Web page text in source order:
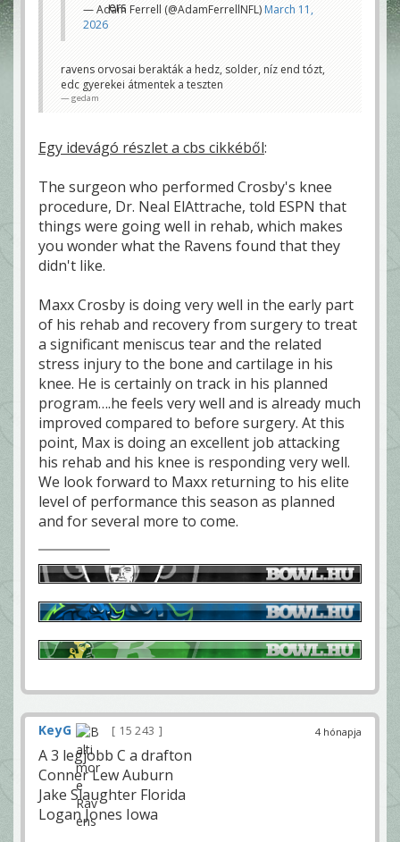
— Adam Ferrell (@AdamFerrellNFL)March 11,
2026
ravens orvosai berakták a hedz, solder, níz end tózt,
edc gyerekei átmentek a teszten
gedam
Egy idevágó részlet a cbs cikkéből:
The surgeon who performed Crosby's knee
procedure, Dr. Neal ElAttrache, told ESPN that
things were going well in rehab, which makes
you wonder what the Ravens found that they
didn't like.
Maxx Crosby is doing very well in the early part
of his rehab and recovery from surgery to treat
a significant meniscus tear and the related
stress injury to the bone and cartilage in his
knee. He is certainly on track in his planned
program….he feels very well and is already much
improved compared to before surgery. At this
point, Max is doing an excellent job attacking
his rehab and his knee is responding very well.
We look forward to Maxx returning to his elite
level of performance this season as planned
and for several more to come.
4 hónapja
KeyG 15 243
A 3 legjobb C a drafton
Conner Lew Auburn
Jake Slaughter Florida
Logan Jones Iowa